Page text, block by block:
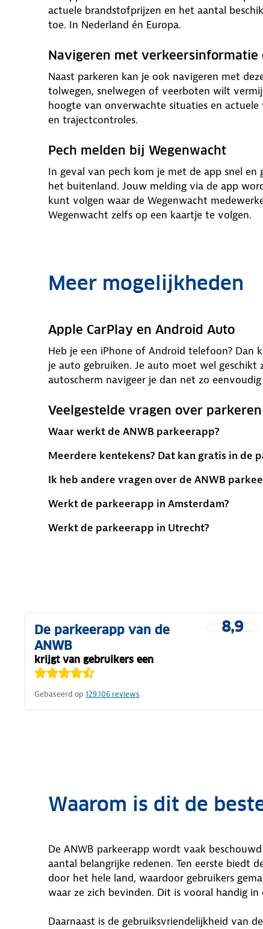
actuele brandstofprijzen en het aantal
toe. In Nederland én Europa.
Navigeren met
Naast parkeren kan je ook navigeren met
tolwegen, snelwegen of veerboten wilt
hoogte van onverwachte situaties en
en trajectcontroles.
Pech melden bij Wegenwacht
In geval van pech kom je met de app snel
het buitenland. Jouw melding via de app
kunt volgen waar de Wegenwacht
Wegenwacht zelfs op een kaartje te volgen.
Meer mogelijkheden
Apple CarPlay en Android Auto
Heb je een iPhone of Android telefoon? Dan
je auto gebruiken. Je auto moet wel geschikt
autoscherm navigeer je dan net zo
Veelgestelde vragen over
Waar werkt de ANWB parkeerapp?
Meerdere kentekens? Dat kan gratis in de
Ik heb andere vragen over de ANWB
Werkt de parkeerapp in Amsterdam?
Werkt de parkeerapp in Utrecht?
8,9
De parkeerapp van de
ANWB
krijgt van gebruikers een
Gebaseerd op 129.106 reviews
Waarom is dit de
De ANWB parkeerapp wordt vaak
aantal belangrijke redenen. Ten eerste biedt
door het hele land, waardoor gebruikers
waar ze zich bevinden. Dit is vooral handig
Daarnaast is de gebruiksvriendelijkheid van